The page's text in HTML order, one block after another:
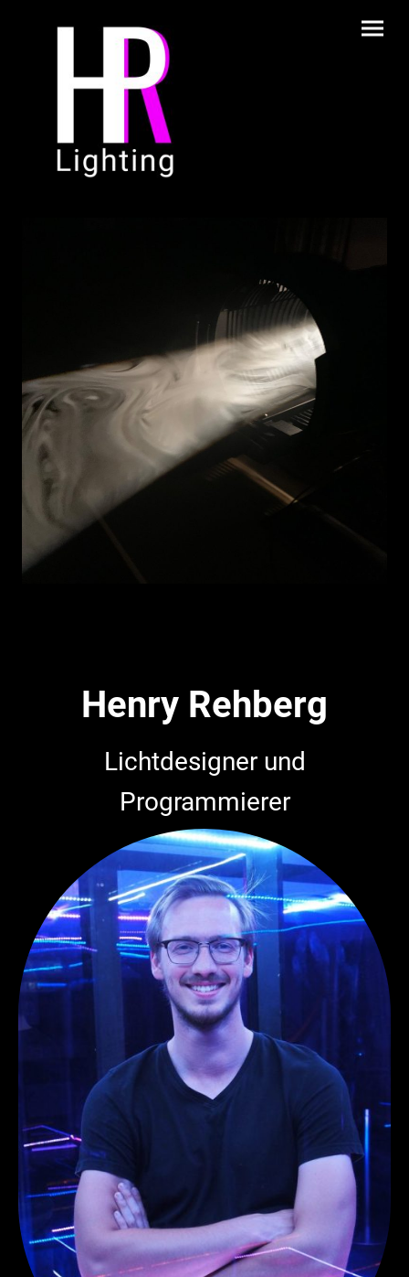
Henry Rehberg
Lichtdesigner und
Programmierer